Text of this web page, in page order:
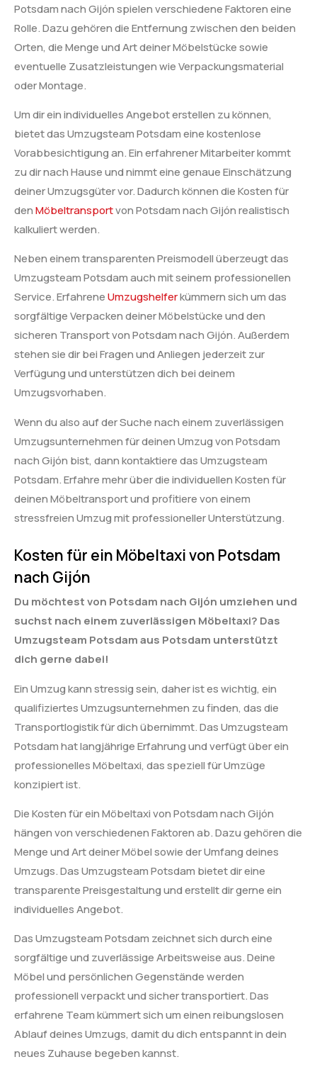
Potsdam nach Gijón spielen verschiedene Faktoren eine
Rolle. Dazu gehören die Entfernung zwischen den beiden
Orten, die Menge und Art deiner Möbelstücke sowie
eventuelle Zusatzleistungen wie Verpackungsmaterial
oder Montage.
Um dir ein individuelles Angebot erstellen zu können,
bietet das Umzugsteam Potsdam eine kostenlose
Vorabbesichtigung an. Ein erfahrener Mitarbeiter kommt
zu dir nach Hause und nimmt eine genaue Einschätzung
deiner Umzugsgüter vor. Dadurch können die Kosten für
denMöbeltransportvon Potsdam nach Gijón realistisch
kalkuliert werden.
Neben einem transparenten Preismodell überzeugt das
Umzugsteam Potsdam auch mit seinem professionellen
Service. ErfahreneUmzugshelferkümmern sich um das
sorgfältige Verpacken deiner Möbelstücke und den
sicheren Transport von Potsdam nach Gijón. Außerdem
stehen sie dir bei Fragen und Anliegen jederzeit zur
Verfügung und unterstützen dich bei deinem
Umzugsvorhaben.
Wenn du also auf der Suche nach einem zuverlässigen
Umzugsunternehmen für deinen Umzug von Potsdam
nach Gijón bist, dann kontaktiere das Umzugsteam
Potsdam. Erfahre mehr über die individuellen Kosten für
deinen Möbeltransport und profitiere von einem
stressfreien Umzug mit professioneller Unterstützung.
Kosten für ein Möbeltaxi von Potsdam
nach Gijón
Du möchtest von Potsdam nach Gijón umziehen und
suchst nach einem zuverlässigen Möbeltaxi? Das
Umzugsteam Potsdam aus Potsdam unterstützt
dich gerne dabei!
Ein Umzug kann stressig sein, daher ist es wichtig, ein
qualifiziertes Umzugsunternehmen zu finden, das die
Transportlogistik für dich übernimmt. Das Umzugsteam
Potsdam hat langjährige Erfahrung und verfügt über ein
professionelles Möbeltaxi, das speziell für Umzüge
konzipiert ist.
Die Kosten für ein Möbeltaxi von Potsdam nach Gijón
hängen von verschiedenen Faktoren ab. Dazu gehören die
Menge und Art deiner Möbel sowie der Umfang deines
Umzugs. Das Umzugsteam Potsdam bietet dir eine
transparente Preisgestaltung und erstellt dir gerne ein
individuelles Angebot.
Das Umzugsteam Potsdam zeichnet sich durch eine
sorgfältige und zuverlässige Arbeitsweise aus. Deine
Möbel und persönlichen Gegenstände werden
professionell verpackt und sicher transportiert. Das
erfahrene Team kümmert sich um einen reibungslosen
Ablauf deines Umzugs, damit du dich entspannt in dein
neues Zuhause begeben kannst.